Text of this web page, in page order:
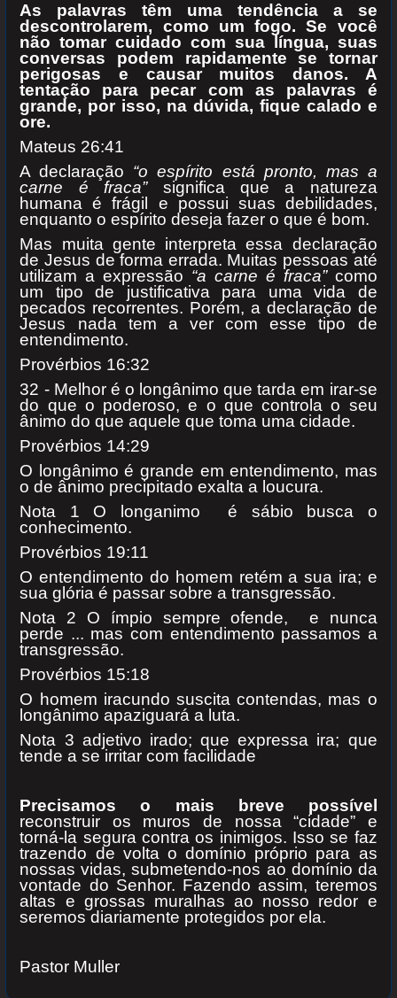
As palavras têm uma tendência a se
descontrolarem, como um fogo. Se você
não tomar cuidado com sua língua, suas
conversas podem rapidamente se tornar
perigosas e causar muitos danos. A
tentação para pecar com as palavras é
grande, por isso, na dúvida, fique calado e
ore.
Mateus 26:41
A declaração “o espírito está pronto, mas a
carne é fraca”significa que a natureza
humana é frágil e possui suas debilidades,
enquanto o espírito deseja fazer o que é bom.
Mas muita gente interpreta essa declaração
de Jesus de forma errada. Muitas pessoas até
utilizam a expressão “a carne é fraca”como
um tipo de justificativa para uma vida de
pecados recorrentes. Porém, a declaração de
Jesus nada tem a ver com esse tipo de
entendimento.
Provérbios 16:32
32 - Melhor é o longânimo que tarda em irar-se
do que o poderoso, e o que controla o seu
ânimo do que aquele que toma uma cidade.
Provérbios 14:29
O longânimo é grande em entendimento, mas
o de ânimo precipitado exalta a loucura.
Nota 1 O longanimo é sábio busca o
conhecimento.
Provérbios 19:11
O entendimento do homem retém a sua ira; e
sua glória é passar sobre a transgressão.
Nota 2 O ímpio sempre ofende, e nunca
perde ... mas com entendimento passamos a
transgressão.
Provérbios 15:18
O homem iracundo suscita contendas, mas o
longânimo apaziguará a luta.
Nota 3 adjetivo irado; que expressa ira; que
tende a se irritar com facilidade
Precisamos o mais breve possível
reconstruir os muros de nossa “cidade” e
torná-la segura contra os inimigos. Isso se faz
trazendo de volta o domínio próprio para as
nossas vidas, submetendo-nos ao domínio da
vontade do Senhor. Fazendo assim, teremos
altas e grossas muralhas ao nosso redor e
seremos diariamente protegidos por ela.
Pastor Muller